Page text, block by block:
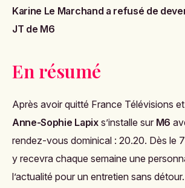
Karine Le Marchand a refusé de
JT de M6
En résumé
Après avoir quitté France Télévisions
Anne-Sophie Lapixs’installe sur M6
rendez-vous dominical : 20.20. Dès le
y recevra chaque semaine une
l’actualité pour un entretien sans